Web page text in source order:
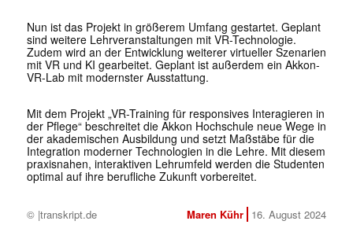
Nun ist das Projekt in größerem Umfang gestartet. Geplant
sind weitere Lehrveranstaltungen mit VR-Technologie.
Zudem wird an der Entwicklung weiterer virtueller Szenarien
mit VR und KI gearbeitet. Geplant ist außerdem ein Akkon-
VR-Lab mit modernster Ausstattung.
Mit dem Projekt „VR-Training für responsives Interagieren in
der Pflege“ beschreitet die Akkon Hochschule neue Wege in
der akademischen Ausbildung und setzt Maßstäbe für die
Integration moderner Technologien in die Lehre. Mit diesem
praxisnahen, interaktiven Lehrumfeld werden die Studenten
optimal auf ihre berufliche Zukunft vorbereitet.
© |transkript.de Maren Kühr 16. August 2024